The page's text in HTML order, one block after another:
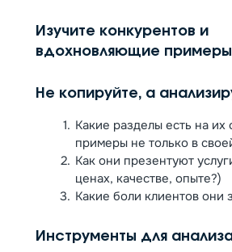
Изучите конкурентов и
вдохновляющие примеры
Не копируйте, а
Какие разделы есть на их
примеры не только в
Как они презентуют
ценах, качестве, опыте?)
Какие боли клиентов они
Инструменты для